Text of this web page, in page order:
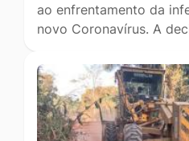
ao enfrentamento da
novo Coronavírus. A